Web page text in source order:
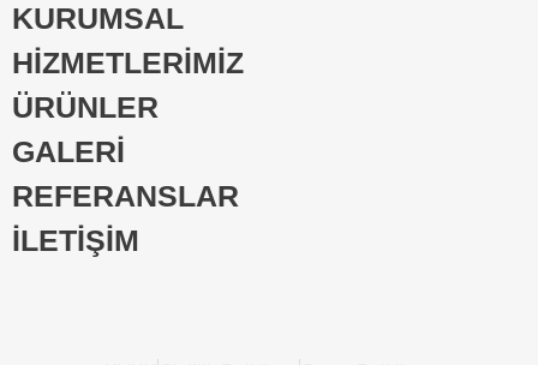
KURUMSAL
HİZMETLERİMİZ
ÜRÜNLER
GALERİ
REFERANSLAR
İLETİŞİM